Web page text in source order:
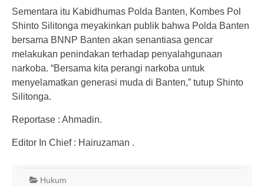
Sementara itu Kabidhumas Polda Banten, Kombes Pol
Shinto Silitonga meyakinkan publik bahwa Polda Banten
bersama BNNP Banten akan senantiasa gencar
melakukan penindakan terhadap penyalahgunaan
narkoba. “Bersama kita perangi narkoba untuk
menyelamatkan generasi muda di Banten,” tutup Shinto
Silitonga.
Reportase : Ahmadin.
Editor In Chief : Hairuzaman .
Hukum